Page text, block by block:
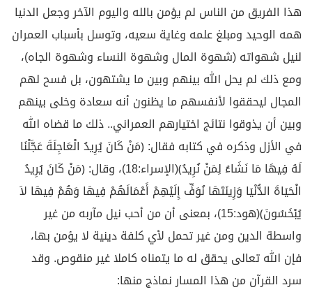
هذا الفريق من الناس لم يؤمن بالله واليوم الآخر وجعل الدنيا
همه الوحيد ومبلغ علمه وغاية سعيه، وتوسل بأسباب العمران
لنيل شهواته (شهوة المال وشهوة النساء وشهوة الجاه)،
ومع ذلك لم يحل الله بينهم وبين ما يشتهون، بل فسح لهم
المجال ليحققوا لأنفسهم ما يظنون أنه سعادة وخلى بينهم
وبين أن يذوقوا نتائج اختيارهم العمراني.. ذلك ما قضاه الله
في الأزل وذكره في كتابه فقال: ﴿مَنْ كَانَ يُرِيدُ الْعَاجِلَةَ عَجَّلْنَا
لَهُ فِيهَا مَا نَشَاءُ لِمَنْ نُرِيدُ﴾(الإسراء:18)، وقال: ﴿مَنْ كَانَ يُرِيدُ
الْحَيَاةَ الدُّنْيَا وَزِينَتَهَا نُوَفِّ إِلَيْهِمْ أَعْمَالَهُمْ فِيهَا وَهُمْ فِيهَا لاَ
يُبْخَسُونَ﴾(هود:15)، بمعنى أن من أحب نيل مآربه من غير
واسطة الدين ومن غير تحمل لأي كلفة دينية لا يؤمن بها،
فإن الله تعالى يحقق له ما يتمناه كاملا غير منقوص. وقد
سرد القرآن من هذا المسار نماذج منها: